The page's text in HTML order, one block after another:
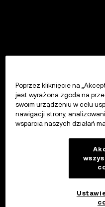
Poprzez kliknięcie na
jest wyrażona zgoda na
swoim urządzeniu w celu
nawigacji strony,
wsparcia naszych działań